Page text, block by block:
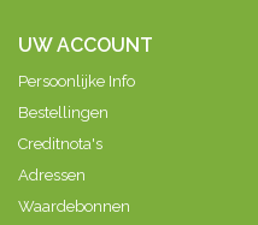
UW ACCOUNT
Persoonlijke Info
Bestellingen
Creditnota's
Adressen
Waardebonnen